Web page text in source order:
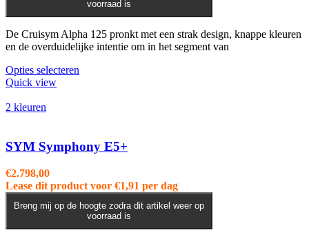
voorraad is
De Cruisym Alpha 125 pronkt met een strak design, knappe kleuren
en de overduidelijke intentie om in het segment van
Opties selecteren
optie
kan
worden
op
de
productpagina
Quick view
2 kleuren
SYM Symphony E5+
€2.798,00
Lease dit product voor €1,91 per dag
Breng mij op de hoogte zodra dit artikel weer op
voorraad is